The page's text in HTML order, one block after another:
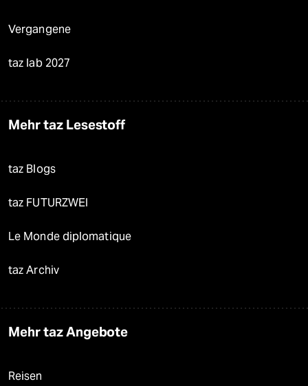
Vergangene
taz lab 2027
Mehr taz Lesestoff
taz Blogs
taz FUTURZWEI
Le Monde diplomatique
taz Archiv
Mehr taz Angebote
Reisen